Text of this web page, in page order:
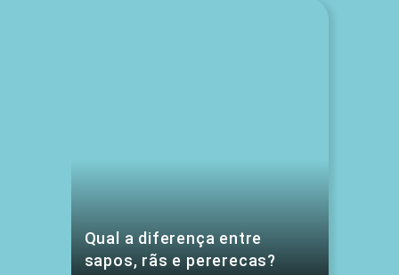
Qual a diferença entre
sapos, rãs e pererecas?